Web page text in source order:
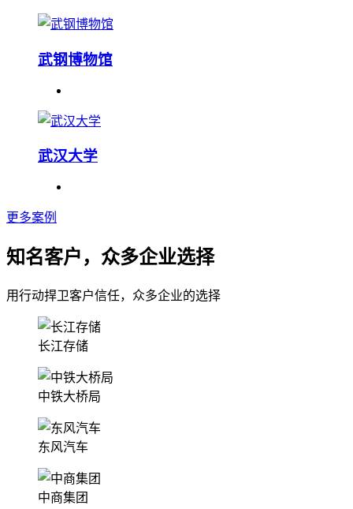
武钢博物馆
武汉大学
更多案例
知名客户，众多企业选择
用行动捍卫客户信任，众多企业的选择
长江存储
中铁大桥局
东风汽车
中商集团